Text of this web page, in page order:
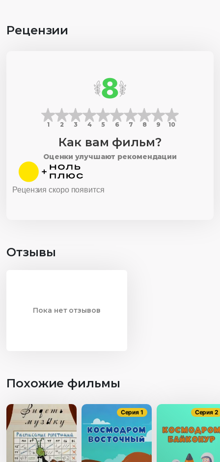
Рецензии
8
1 2 3 4 5 6 7 8 9 10
Как вам фильм?
Оценки улучшают рекомендации
Рецензия скоро появится
Отзывы
Пока нет отзывов
Похожие фильмы
Серия 1 Серия 2